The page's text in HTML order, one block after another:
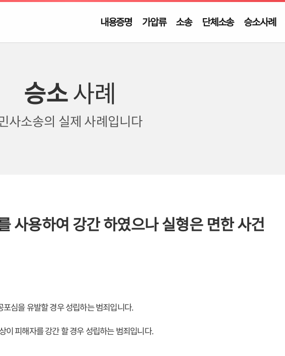
내용증명 가압류 소송 단체소송 승소사례
승소사례
사소송의 실제 사례입니다
사용하여 강간 하였으나 실형은 면한 사건
심을 유발할 경우 성립하는 범죄입니다.
이 피해자를 강간 할 경우 성립하는 범죄입니다.